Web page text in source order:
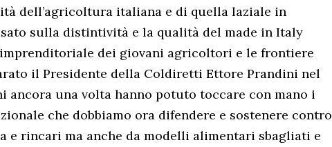
dell’agricoltura italiana e di quella laziale in
sulla distintività e la qualità del made in Italy
dei giovani agricoltori e le frontiere
il Presidente della Coldiretti Ettore Prandini nel
ancora una volta hanno potuto toccare con mano i
che dobbiamo ora difendere e sostenere contro
e rincari ma anche da modelli alimentari sbagliati e